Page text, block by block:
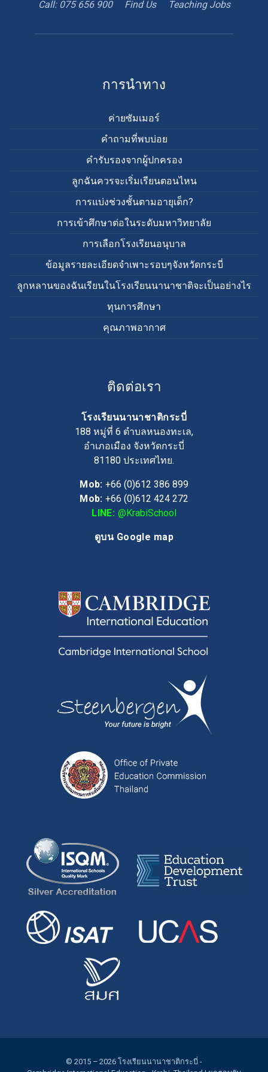
Call: 075 656 900
appointment
Find Us
Maps
Teaching Jobs
การนำทาง
ค่ายซัมเมอร์
คำถามที่พบบ่อย
คำรับรองจากผู้ปกครอง
ลูกฉันควรจะเริ่มเรียนตอนไหน
การแบ่งช่วงชั้นตามอายุเด็ก?
การเข้าศึกษาต่อในระดับมหาวิทยาลัย
การเลือกโรงเรียนอนุบาล
ข้อมูลรายละเอียดจำเพาะรอบๆจังหวัดกระบี่
ลูกหลานของฉันเรียนในโรงเรียนนานาชาติจะเป็นอย่างไร
ทุนการศึกษา
คุณภาพอากาศ
ติดต่อเรา
โรงเรียนนานาชาติกระบี่
188 หมู่ที่ 6 ตำบลหนองทะเล,
อำเภอเมือง จังหวัดกระบี่
81180 ประเทศไทย.
Mob: +66 (0)612 386 899
Mob: +66 (0)612 424 272
LINE: @KrabiSchool
ดูบน Google map
© 2015 – 2026 โรงเรียนนานาชาติกระบี่ -